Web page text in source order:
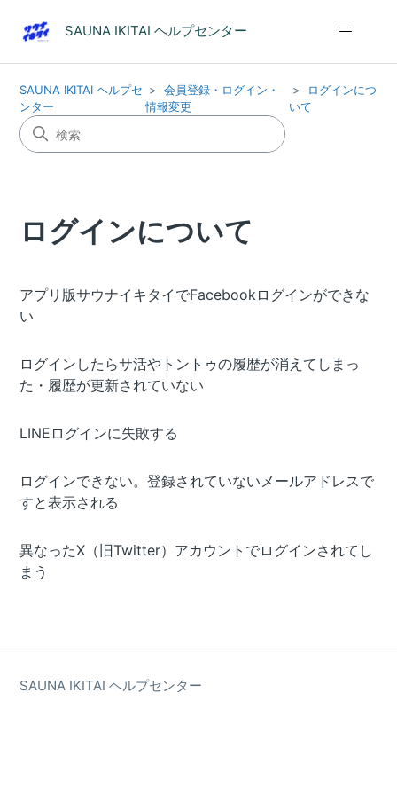
SAUNA IKITAI ヘルプセンター
SAUNA IKITAI ヘルプセ
ンター
会員登録・ログイン・
情報変更
ログインにつ
いて
ログインについて
アプリ版サウナイキタイでFacebookログインができな
い
ログインしたらサ活やトントゥの履歴が消えてしまっ
た・履歴が更新されていない
LINEログインに失敗する
ログインできない。登録されていないメールアドレスで
すと表示される
異なったX（旧Twitter）アカウントでログインされてし
まう
SAUNA IKITAI ヘルプセンター